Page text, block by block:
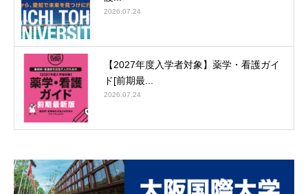
2026.07.24
【2027年度入学者対象】薬学・看護ガイ
ド[前期最...
2026.07.24